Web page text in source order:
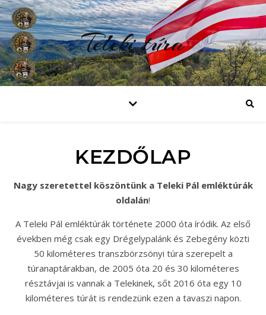
Teleki túra
KEZDŐLAP
Nagy szeretettel köszöntünk a Teleki Pál emléktúrák
oldalán!
A Teleki Pál emléktúrák története 2000 óta íródik. Az első
években még csak egy Drégelypalánk és Zebegény közti
50 kilométeres transzbörzsönyi túra szerepelt a
túranaptárakban, de 2005 óta 20 és 30 kilométeres
résztávjai is vannak a Telekinek, sőt 2016 óta egy 10
kilométeres túrát is rendezünk ezen a tavaszi napon.